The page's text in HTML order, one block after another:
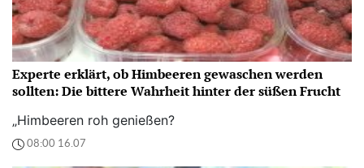
Experte erklärt, ob Himbeeren gewaschen werden
sollten: Die bittere Wahrheit hinter der süßen Frucht
„Himbeeren roh genießen?
08:00 16.07